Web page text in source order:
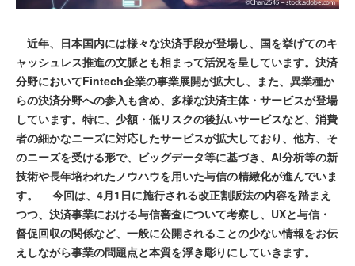
近年、日本国内には様々な決済手段が登場し、国を挙げてのキ
ャッシュレス推進の文脈とも相まって活況を呈しています。決済
分野においてFintech企業の事業展開が拡大し、また、異業種か
らの決済分野への参入も含め、多様な決済主体・サービスが登場
しています。特に、少額・低リスクの後払いサービスなど、消費
者の細かなニーズに対応したサービスが拡大しており、他方、そ
のニーズを受ける形で、ビッグデータ等に基づき、AI分析等の新
技術や長年培われたノウハウを用いた与信の精緻化が進んでいま
す。 今回は、4月1日に施行される改正割販法の内容を踏まえ
つつ、決済事業における与信審査について考察し、UXと与信・
督促回収の関係など、一般に公開されることの少ない情報をお伝
えしながら事業の問題点と本質を浮き彫りにしていきます。